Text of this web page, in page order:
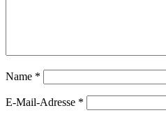
Name *
E-Mail-Adresse *